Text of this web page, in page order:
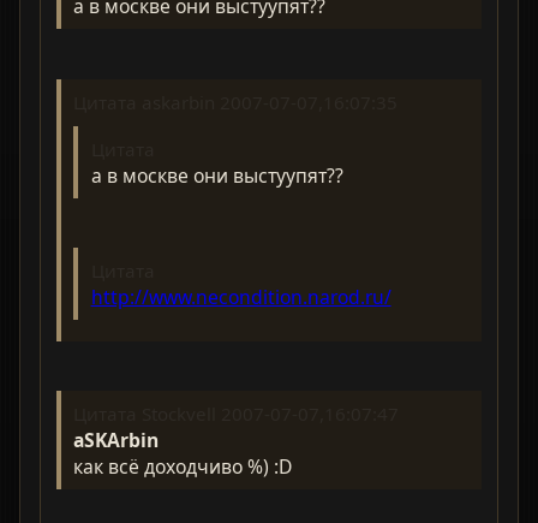
а в москве они выстуупят??
а в москве они выстуупят??
http://www.necondition.narod.ru/
aSKArbin
как всё доходчиво %) :D